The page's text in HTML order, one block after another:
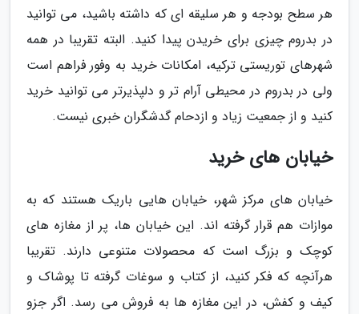
هر سطح بودجه و هر سلیقه ای که داشته باشید، می توانید
در بدروم چیزی برای خریدن پیدا کنید. البته تقریبا در همه
شهرهای توریستی ترکیه، امکانات خرید به وفور فراهم است
ولی در بدروم در محیطی آرام تر و دلپذیرتر می توانید خرید
کنید و از جمعیت زیاد و ازدحام گدشگران خبری نیست.
خیابان های خرید
خیابان های مرکز شهر، خیابان هایی باریک هستند که به
موازات هم قرار گرفته اند. این خیابان ها، پر از مغازه های
کوچک و بزرگ است که محصولات متنوعی دارند. تقریبا
هرآنچه که فکر کنید، از کتاب و سوغات گرفته تا پوشاک و
کیف و کفش، در این مغازه ها به فروش می رسد. اگر جزو